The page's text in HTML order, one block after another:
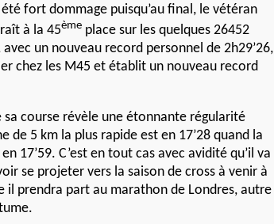
fort dommage puisqu’au final, le vétéran
à la 45ème place sur les quelques 26452
un nouveau record personnel de 2h29’26,
chez les M45 et établit un nouveau record
sa course révèle une étonnante régularité
de 5 km la plus rapide est en 17’28 quand la
17’59. C’est en tout cas avec avidité qu’il va
se projeter vers la saison de cross à venir à
il prendra part au marathon de Londres, autre